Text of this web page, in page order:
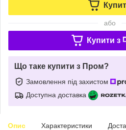
або
Купити з
Що таке купити з Пром?
Замовлення під захистом
Доступна доставка
Опис Характеристики